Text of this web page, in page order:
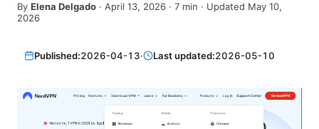
By Elena Delgado · April 13, 2026 · 7 min · Updated May 10,
2026
Published:2026-04-13· Last updated:2026-05-10